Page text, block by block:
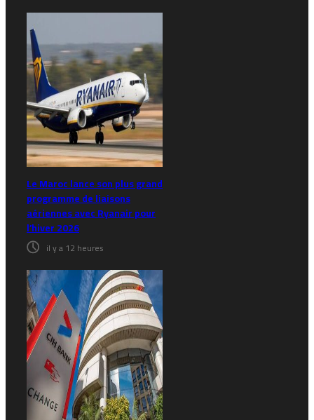
Le Maroc lance son plus grand
programme de liaisons
aériennes avec Ryanair pour
l’hiver 2026
il y a 12 heures